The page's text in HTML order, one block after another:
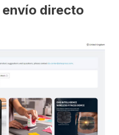
envío directo